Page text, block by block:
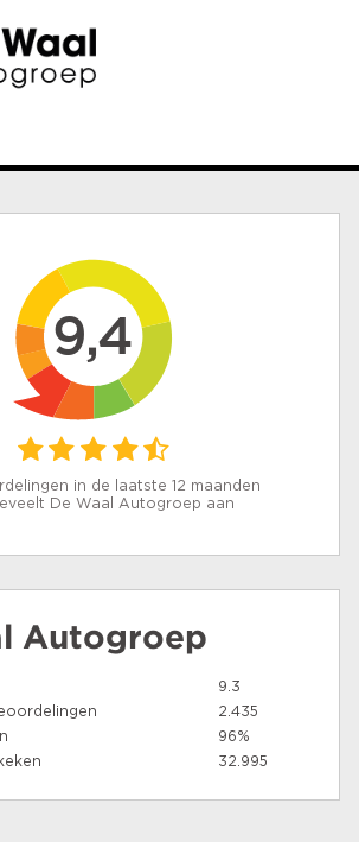
9,4
in de laatste 12 maanden
De Waal Autogroep aan
Autogroep
9.3
2.435
96%
32.995